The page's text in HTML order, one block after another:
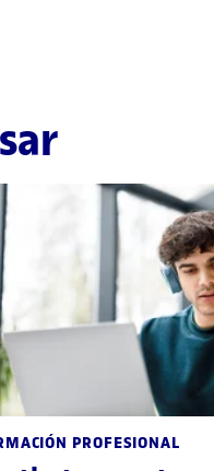
PROFESIONAL